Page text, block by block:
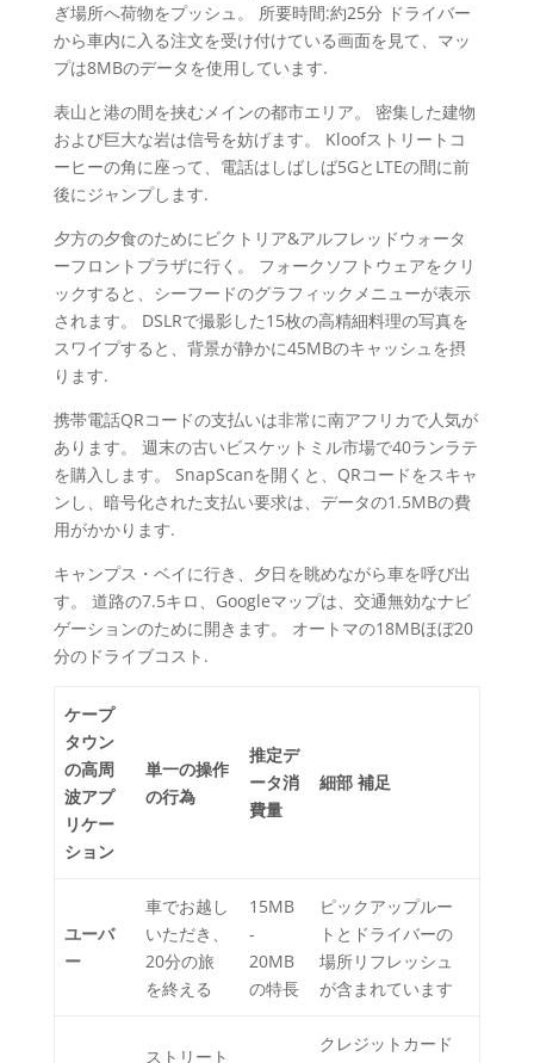
ぎ場所へ荷物をプッシュ。 所要時間:約25分 ドライバー
から車内に入る注文を受け付けている画面を見て、マッ
プは8MBのデータを使用しています.
表山と港の間を挟むメインの都市エリア。 密集した建物
および巨大な岩は信号を妨げます。 Kloofストリートコ
ーヒーの角に座って、電話はしばしば5GとLTEの間に前
後にジャンプします.
夕方の夕食のためにビクトリア&アルフレッドウォータ
ーフロントプラザに行く。 フォークソフトウェアをクリ
ックすると、シーフードのグラフィックメニューが表示
されます。 DSLRで撮影した15枚の高精細料理の写真を
スワイプすると、背景が静かに45MBのキャッシュを摂
ります.
携帯電話QRコードの支払いは非常に南アフリカで人気が
あります。 週末の古いビスケットミル市場で40ランラテ
を購入します。 SnapScanを開くと、QRコードをスキャ
ンし、暗号化された支払い要求は、データの1.5MBの費
用がかかります.
キャンプス・ベイに行き、夕日を眺めながら車を呼び出
す。 道路の7.5キロ、Googleマップは、交通無効なナビ
ゲーションのために開きます。 オートマの18MBほぼ20
分のドライブコスト.
ケープ
タウン
の高周
波アプ
リケー
ション
単一の操作
の行為
推定デ
ータ消
費量
細部 補足
ユーバ
ー
車でお越し
いただき、
20分の旅
を終える
15MB
-
20MB
の特長
ピックアップルー
トとドライバーの
場所リフレッシュ
が含まれています
ストリート
クレジットカード